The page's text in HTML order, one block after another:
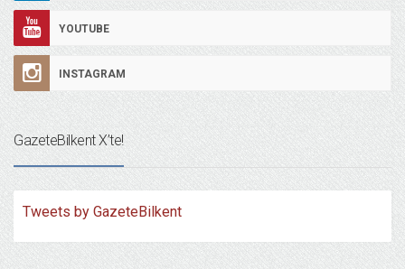
YOUTUBE
INSTAGRAM
GazeteBilkent X’te!
Tweets by GazeteBilkent